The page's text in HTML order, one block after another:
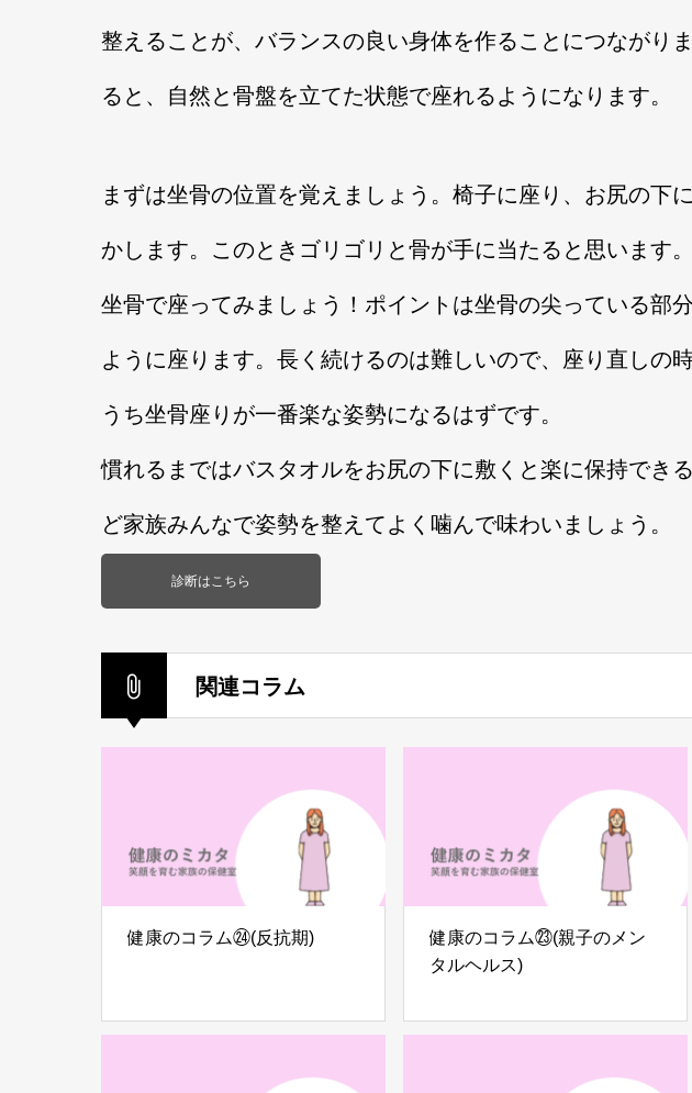
整えることが、バランスの良い身体を作ることにつながり
ると、自然と骨盤を立てた状態で座れるようになります。
まずは坐骨の位置を覚えましょう。椅子に座り、お尻の下
かします。このときゴリゴリと骨が手に当たると思います
坐骨で座ってみましょう！ポイントは坐骨の尖っている部
ように座ります。長く続けるのは難しいので、座り直しの
うち坐骨座りが一番楽な姿勢になるはずです。
慣れるまではバスタオルをお尻の下に敷くと楽に保持でき
ど家族みんなで姿勢を整えてよく噛んで味わいましょう。
診断はこちら
関連コラム
健康のコラム㉔(反抗期)
健康のコラム㉓(親子のメン
タルヘルス)